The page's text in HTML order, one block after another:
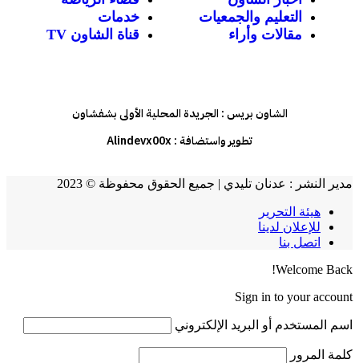
التعليم والجمعيات
مقالات وأراء
خدمات
قناة الشاون TV
الشاون بريس : الجريدة المحلية الأولى بشفشاون
تطوير واستضافة :Alindevx00x
مدير النشر : عدنان تليدي | جميع الحقوق محفوظة © 2023
هيئة التحرير
للإعلان لدينا
اتصل بنا
Welcome Back!
Sign in to your account
اسم المستخدم أو البريد الإلكتروني
كلمة المرور